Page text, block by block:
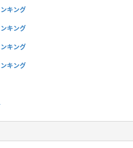
キング
キング
キング
キング